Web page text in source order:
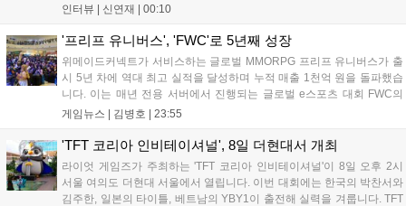
팀적으로 안 좋은 사고가 계속 많이 났던 것 같습니다." T1은 6일 서울 종
인터뷰 | 신연재 | 00:10
'프리프 유니버스', 'FWC'로 5년째 성장
위메이드커넥트가 서비스하는 글로벌 MMORPG 프리프 유니버스가 출
시 5년 차에 역대 최고 실적을 달성하며 누적 매출 1천억 원을 돌파했습
니다. 이는 매년 전용 서버에서 진행되는 글로벌 e스포츠 대회 FWC의
영향이 큽니다. FWC는 이용자가 동일한 조건에서 시즌을 함께 즐기는
대폭 상승하는 성과를 냈습니다. 오는 10월 필리핀 마닐라에서 총상금
이드커넥트는 이를 통해 커뮤니티 중심의 장기 성장 모델을 지속할 방침
입니다....
게임뉴스 | 김병호 | 23:55
'TFT 코리아 인비테이셔널', 8일 더현대서 개최
라이엇 게임즈가 주최하는 'TFT 코리아 인비테이셔널'이 8일 오후 2시
서울 여의도 더현대 서울에서 열립니다. 이번 대회에는 한국의 박찬서와
김주한, 일본의 타이틀, 베트남의 YBY1이 출전해 실력을 겨룹니다. TFT